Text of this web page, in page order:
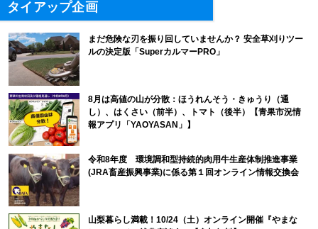
タイアップ企画
まだ危険な刃を振り回していませんか？ 安全草刈りツー
ルの決定版「SuperカルマーPRO」
8月は高値の山が分散：ほうれんそう・きゅうり（通
し）、はくさい（前半）、トマト（後半）【青果市況情
報アプリ「YAOYASAN」】
令和8年度 環境調和型持続的肉用牛生産体制推進事業
(JRA畜産振興事業)に係る第１回オンライン情報交換会
山梨暮らし満載！10/24（土）オンライン開催『やまな